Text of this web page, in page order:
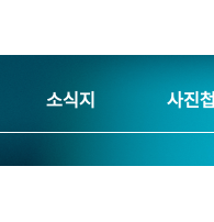
소식지 사진첩